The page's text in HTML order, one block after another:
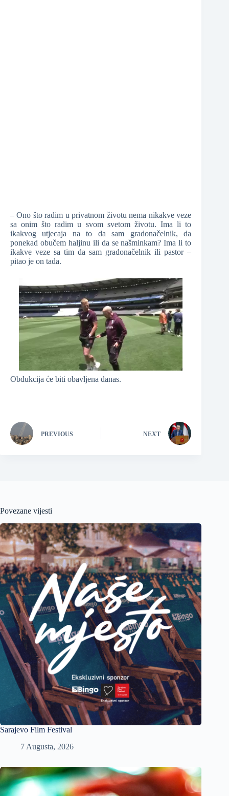
– Ono što radim u privatnom životu nema nikakve veze
sa onim što radim u svom svetom životu. Ima li to
ikakvog utjecaja na to da sam gradonačelnik, da
ponekad obučem haljinu ili da se našminkam? Ima li to
ikakve veze sa tim da sam gradonačelnik ili pastor –
pitao je on tada.
Obdukcija će biti obavljena danas.
PREVIOUS NEXT
Povezane vijesti
Sarajevo Film Festival
7 Augusta, 2026